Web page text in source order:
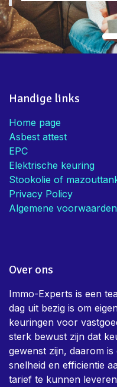
Handige links
Home page
Asbest attest
EPC
Elektrische keuring
Stookolie of
Privacy Policy
Algemene voorwaarden
Over ons
Immo-Experts is een
dag uit bezig is om
keuringen voor
sterk bewust zijn dat
gewenst zijn, daarom
snelheid en efficientie
tarief te kunnen